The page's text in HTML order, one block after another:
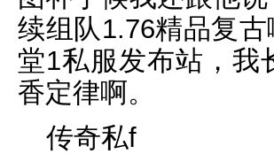
续组队1.76精品复
堂1私服发布站，我
香定律啊。
传奇私f